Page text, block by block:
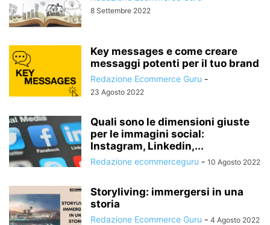
8 Settembre 2022
Key messages e come creare
messaggi potenti per il tuo brand
Redazione Ecommerce Guru -
23 Agosto 2022
Quali sono le dimensioni giuste
per le immagini social:
Instagram, Linkedin,...
Redazione ecommerceguru - 10 Agosto 2022
Storyliving: immergersi in una
storia
Redazione Ecommerce Guru - 4 Agosto 2022